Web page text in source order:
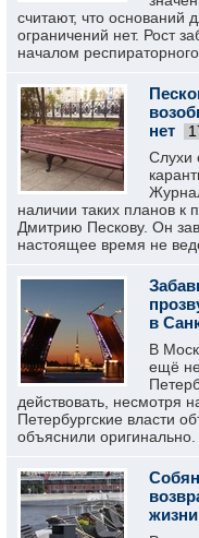
считают, что оснований
ограничений нет. Рост
началом респираторного
нет
Слухи
наличии таких планов к
Дмитрию Пескову. Он
настоящее время не
в
В
ещё
действовать, несмотря
Петербургские власти
объяснили оригинально.